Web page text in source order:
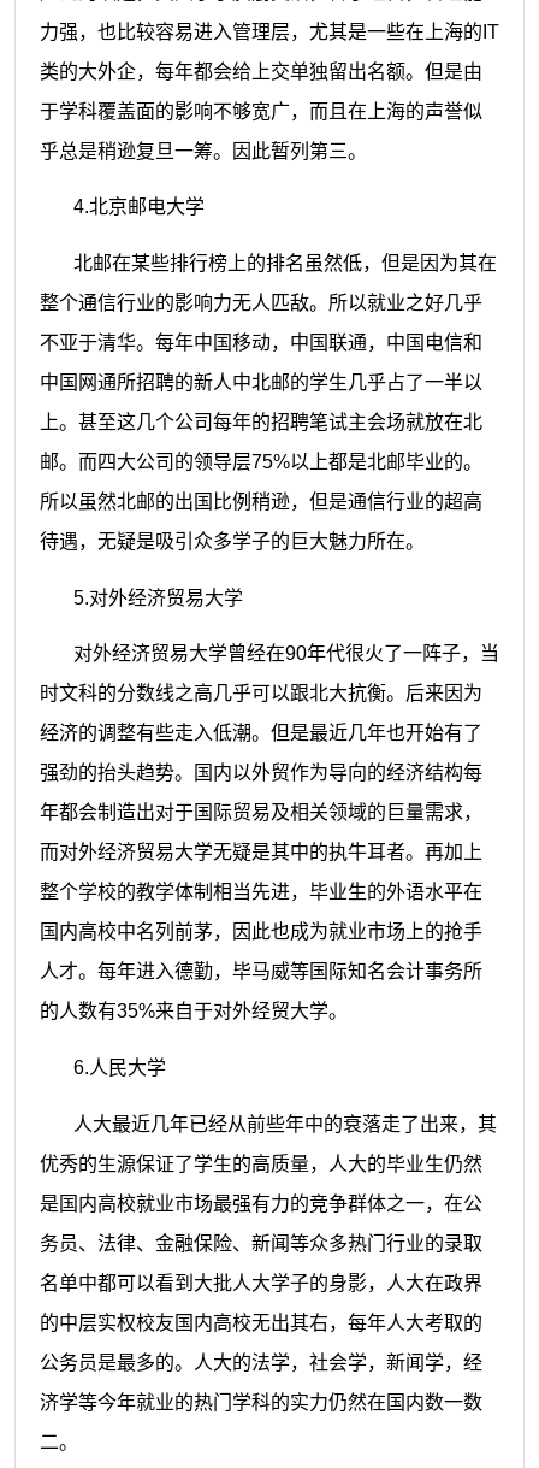
力强，也比较容易进入管理层，尤其是一些在上海的 IT
类的大外企，每年都会给上交单独留出名额。但是由
于学科覆盖面的影响不够宽广，而且在上海的声誉似
乎总是稍逊复旦一筹。因此暂列第三。
4.北京邮电大学
北邮在某些排行榜上的排名虽然低，但是因为其在
整个通信行业的影响力无人匹敌。所以就业之好几乎
不亚于清华。每年中国移动，中国联通，中国电信和
中国网通所招聘的新人中北邮的学生几乎占了一半以
上。甚至这几个公司每年的招聘笔试主会场就放在北
邮。而四大公司的领导层75%以上都是北邮毕业的。
所以虽然北邮的出国比例稍逊，但是通信行业的超高
待遇，无疑是吸引众多学子的巨大魅力所在。
5.对外经济贸易大学
对外经济贸易大学曾经在90年代很火了一阵子，当
时文科的分数线之高几乎可以跟北大抗衡。后来因为
经济的调整有些走入低潮。但是最近几年也开始有了
强劲的抬头趋势。国内以外贸作为导向的经济结构每
年都会制造出对于国际贸易及相关领域的巨量需求，
而对外经济贸易大学无疑是其中的执牛耳者。再加上
整个学校的教学体制相当先进，毕业生的外语水平在
国内高校中名列前茅，因此也成为就业市场上的抢手
人才。每年进入德勤，毕马威等国际知名会计事务所
的人数有35%来自于对外经贸大学。
6.人民大学
人大最近几年已经从前些年中的衰落走了出来，其
优秀的生源保证了学生的高质量，人大的毕业生仍然
是国内高校就业市场最强有力的竞争群体之一，在公
务员、法律、金融保险、新闻等众多热门行业的录取
名单中都可以看到大批人大学子的身影，人大在政界
的中层实权校友国内高校无出其右，每年人大考取的
公务员是最多的。人大的法学，社会学，新闻学，经
济学等今年就业的热门学科的实力仍然在国内数一数
二。